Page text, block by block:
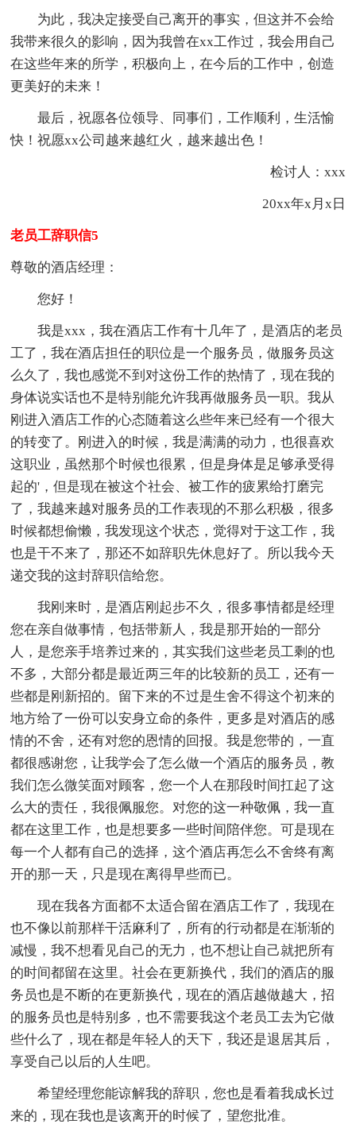
为此，我决定接受自己离开的事实，但这并不会给
我带来很久的影响，因为我曾在xx工作过，我会用自己
在这些年来的所学，积极向上，在今后的工作中，创造
更美好的未来！
最后，祝愿各位领导、同事们，工作顺利，生活愉
快！祝愿xx公司越来越红火，越来越出色！
检讨人：xxx
20xx年x月x日
老员工辞职信5
尊敬的酒店经理：
您好！
我是xxx，我在酒店工作有十几年了，是酒店的老员
工了，我在酒店担任的职位是一个服务员，做服务员这
么久了，我也感觉不到对这份工作的热情了，现在我的
身体说实话也不是特别能允许我再做服务员一职。我从
刚进入酒店工作的心态随着这么些年来已经有一个很大
的转变了。刚进入的时候，我是满满的动力，也很喜欢
这职业，虽然那个时候也很累，但是身体是足够承受得
起的'，但是现在被这个社会、被工作的疲累给打磨完
了，我越来越对服务员的工作表现的不那么积极，很多
时候都想偷懒，我发现这个状态，觉得对于这工作，我
也是干不来了，那还不如辞职先休息好了。所以我今天
递交我的这封辞职信给您。
我刚来时，是酒店刚起步不久，很多事情都是经理
您在亲自做事情，包括带新人，我是那开始的一部分
人，是您亲手培养过来的，其实我们这些老员工剩的也
不多，大部分都是最近两三年的比较新的员工，还有一
些都是刚新招的。留下来的不过是生舍不得这个初来的
地方给了一份可以安身立命的条件，更多是对酒店的感
情的不舍，还有对您的恩情的回报。我是您带的，一直
都很感谢您，让我学会了怎么做一个酒店的服务员，教
我们怎么微笑面对顾客，您一个人在那段时间扛起了这
么大的责任，我很佩服您。对您的这一种敬佩，我一直
都在这里工作，也是想要多一些时间陪伴您。可是现在
每一个人都有自己的选择，这个酒店再怎么不舍终有离
开的那一天，只是现在离得早些而已。
现在我各方面都不太适合留在酒店工作了，我现在
也不像以前那样干活麻利了，所有的行动都是在渐渐的
减慢，我不想看见自己的无力，也不想让自己就把所有
的时间都留在这里。社会在更新换代，我们的酒店的服
务员也是不断的在更新换代，现在的酒店越做越大，招
的服务员也是特别多，也不需要我这个老员工去为它做
些什么了，现在都是年轻人的天下，我还是退居其后，
享受自己以后的人生吧。
希望经理您能谅解我的辞职，您也是看着我成长过
来的，现在我也是该离开的时候了，望您批准。